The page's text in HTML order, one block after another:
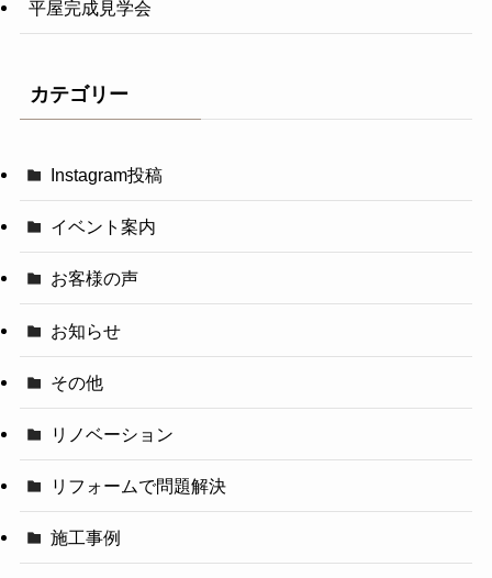
平屋完成見学会
カテゴリー
Instagram投稿
イベント案内
お客様の声
お知らせ
その他
リノベーション
リフォームで問題解決
施工事例